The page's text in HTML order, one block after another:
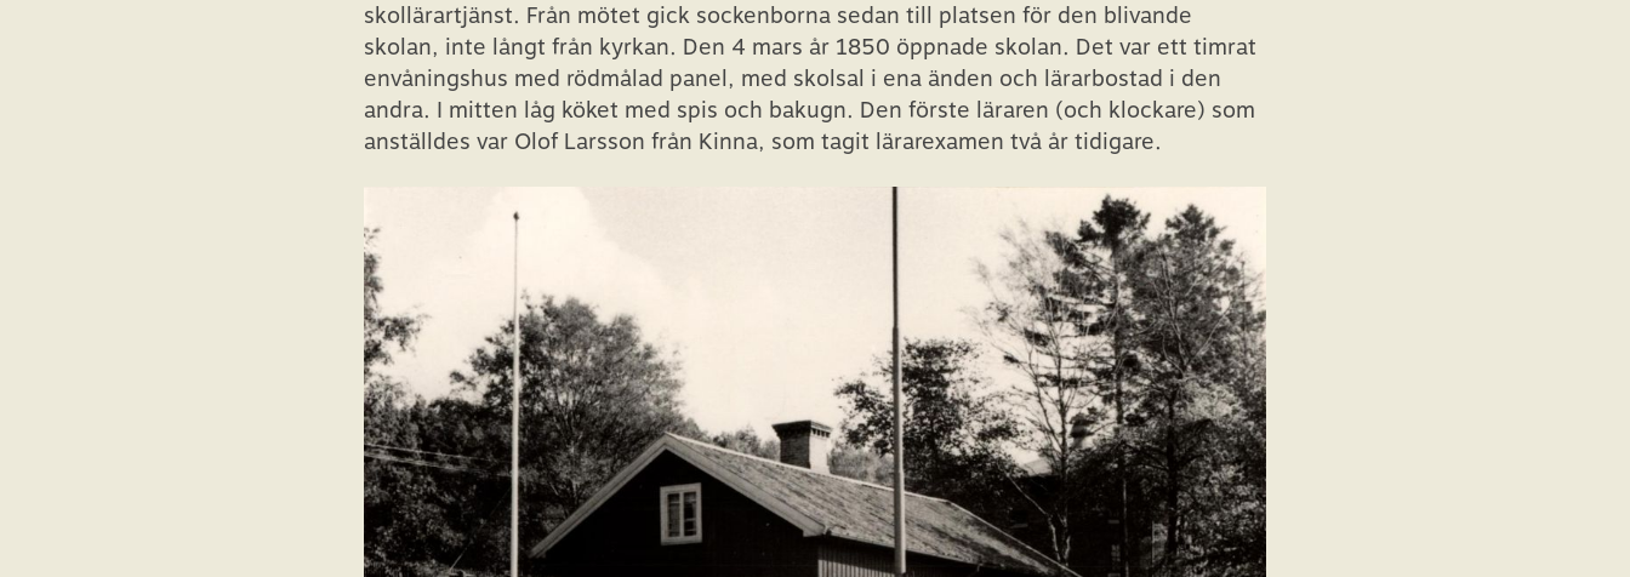
skollärartjänst. Från mötet gick sockenborna sedan till platsen för den blivande
skolan, inte långt från kyrkan. Den 4 mars år 1850 öppnade skolan. Det var ett timrat
envåningshus med rödmålad panel, med skolsal i ena änden och lärarbostad i den
andra. I mitten låg köket med spis och bakugn. Den förste läraren (och klockare) som
anställdes var Olof Larsson från Kinna, som tagit lärarexamen två år tidigare.